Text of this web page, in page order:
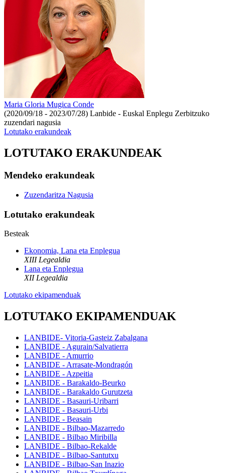
Maria Gloria Mugica Conde
(2020/09/18 - 2023/07/28) Lanbide - Euskal Enplegu Zerbitzuko
zuzendari nagusia
Lotutako erakundeak
LOTUTAKO ERAKUNDEAK
Mendeko erakundeak
Zuzendaritza Nagusia
Lotutako erakundeak
Besteak
Ekonomia, Lana eta Enplegua
XIII Legealdia
Lana eta Enplegua
XII Legealdia
Lotutako ekipamenduak
LOTUTAKO EKIPAMENDUAK
LANBIDE- Vitoria-Gasteiz Zabalgana
LANBIDE - Agurain/Salvatierra
LANBIDE - Amurrio
LANBIDE - Arrasate-Mondragón
LANBIDE - Azpeitia
LANBIDE - Barakaldo-Beurko
LANBIDE - Barakaldo Gurutzeta
LANBIDE - Basauri-Uribarri
LANBIDE - Basauri-Urbi
LANBIDE - Beasain
LANBIDE - Bilbao-Mazarredo
LANBIDE - Bilbao Miribilla
LANBIDE - Bilbao-Rekalde
LANBIDE - Bilbao-Santutxu
LANBIDE - Bilbao-San Inazio